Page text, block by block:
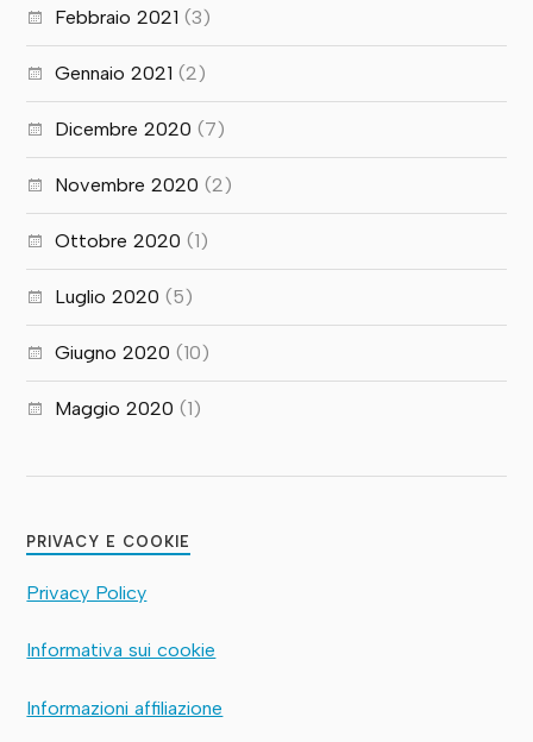
Febbraio 2021 (3)
Gennaio 2021 (2)
Dicembre 2020 (7)
Novembre 2020 (2)
Ottobre 2020 (1)
Luglio 2020 (5)
Giugno 2020 (10)
Maggio 2020 (1)
PRIVACY E COOKIE
Privacy Policy
Informativa sui cookie
Informazioni affiliazione